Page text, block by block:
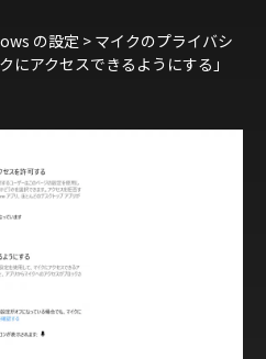
の設定 > マイクのプライバシ
にアクセスできるようにする」